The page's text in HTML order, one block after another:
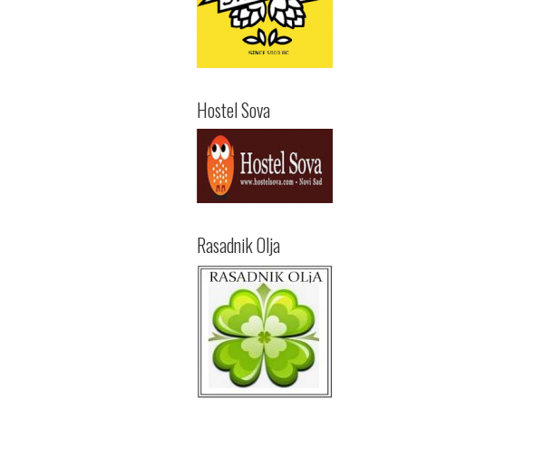
Hostel Sova
Rasadnik Olja